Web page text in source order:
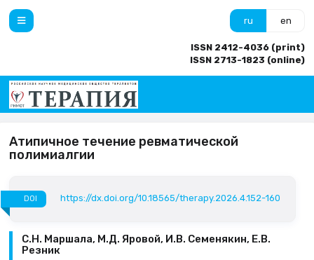
ru en
ISSN 2412-4036 (print)
ISSN 2713-1823 (online)
Атипичное течение ревматической
полимиалгии
DOI https://dx.doi.org/10.18565/therapy.2026.4.152-160
С.Н. Маршала, М.Д. Яровой, И.В. Семенякин, Е.В.
Резник